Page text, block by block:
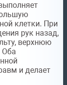
клетки. При
рук назад,
верхнюю
Оба
и делает